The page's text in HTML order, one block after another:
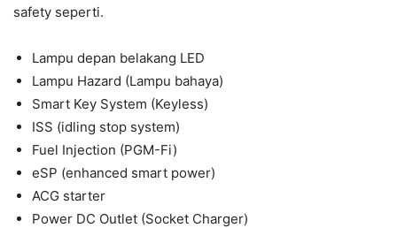
safety seperti.
Lampu depan belakang LED
Lampu Hazard (Lampu bahaya)
Smart Key System (Keyless)
ISS (idling stop system)
Fuel Injection (PGM-Fi)
eSP (enhanced smart power)
ACG starter
Power DC Outlet (Socket Charger)